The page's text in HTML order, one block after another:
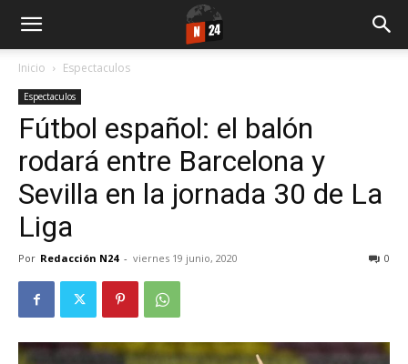
Inicio Espectaculos
Espectaculos
Fútbol español: el balón
rodará entre Barcelona y
Sevilla en la jornada 30 de La
Liga
Por Redacción N24 - viernes 19 junio, 2020 0